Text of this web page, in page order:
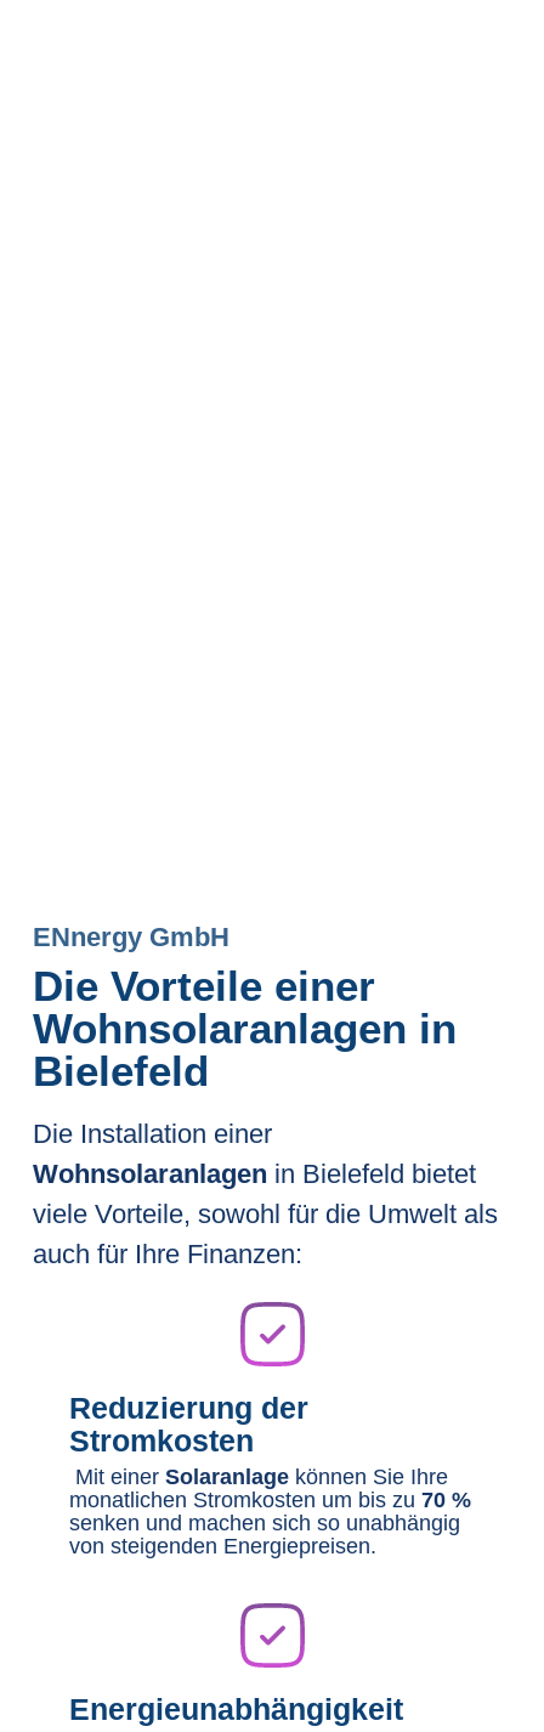
ENnergy GmbH
Die Vorteile einer
Wohnsolaranlagen in
Bielefeld
Die Installation einer
Wohnsolaranlagen in Bielefeld bietet
viele Vorteile, sowohl für die Umwelt als
auch für Ihre Finanzen:
Reduzierung der
Stromkosten
Mit einer Solaranlagekönnen Sie Ihre
monatlichen Stromkosten um bis zu 70 %
senken und machen sich so unabhängig
von steigenden Energiepreisen.
Energieunabhängigkeit